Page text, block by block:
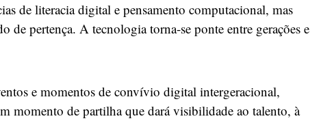
de literacia digital e pensamento computacional, mas
de pertença. A tecnologia torna-se ponte entre gerações e
e momentos de convívio digital intergeracional,
momento de partilha que dará visibilidade ao talento, à